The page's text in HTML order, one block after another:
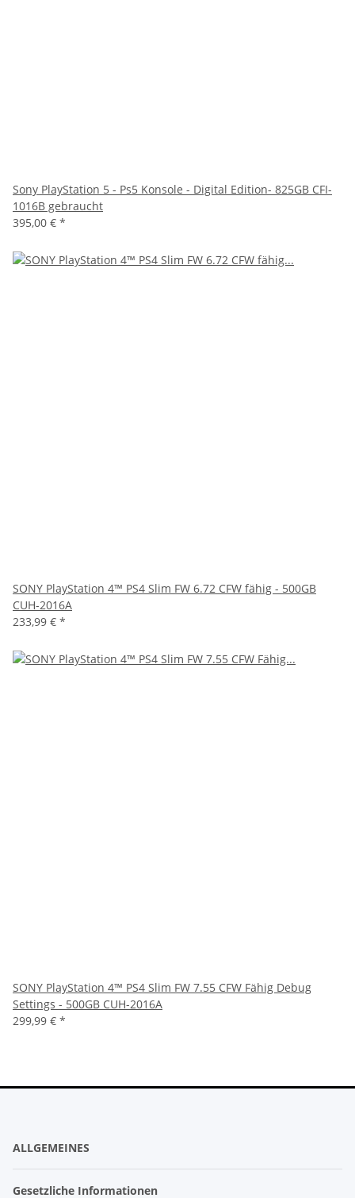
Sony PlayStation 5 - Ps5 Konsole - Digital Edition- 825GB CFI-
1016B gebraucht
395,00 € *
SONY PlayStation 4™ PS4 Slim FW 6.72 CFW fähig - 500GB
CUH-2016A
233,99 € *
SONY PlayStation 4™ PS4 Slim FW 7.55 CFW Fähig Debug
Settings - 500GB CUH-2016A
299,99 € *
ALLGEMEINES
Gesetzliche Informationen